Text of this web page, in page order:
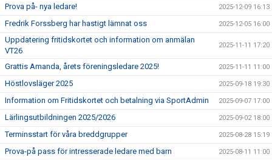
Prova på- nya ledare! 2025-12-09 16:13
Fredrik Forssberg har hastigt lämnat oss 2025-12-05 16:00
Uppdatering fritidskortet och information om anmälan
VT26
2025-11-11 17:20
Grattis Amanda, årets föreningsledare 2025! 2025-11-11 11:00
Höstlovsläger 2025 2025-09-18 19:30
Information om Fritidskortet och betalning via SportAdmin 2025-09-07 17:00
Lärlingsutbildningen 2025/2026 2025-09-02 18:00
Terminsstart för våra breddgrupper 2025-08-28 15:19
Prova-på pass för intresserade ledare med barn 2025-08-11 11:00